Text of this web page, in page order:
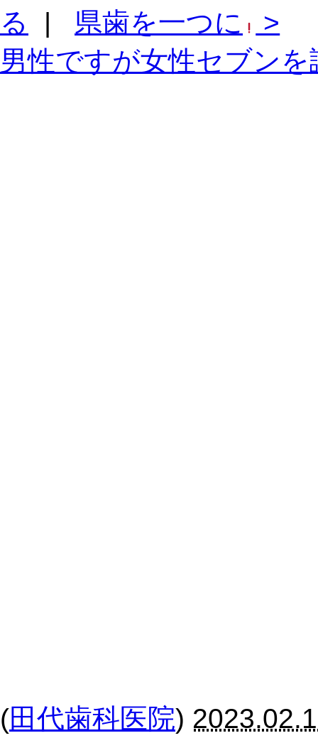
る
| 県歯を一つに
>
男性ですが女性セブン
(田代歯科医院)